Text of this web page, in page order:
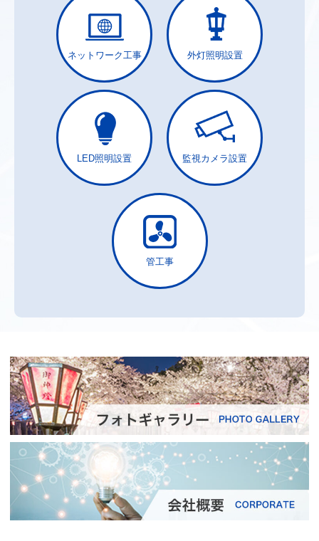
ネットワーク工事 外灯照明設置
LED照明設置 監視カメラ設置
管工事